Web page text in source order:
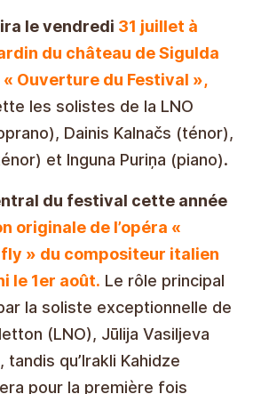
le vendredi 31 juillet à
du château de Sigulda
Ouverture du Festival »,
les solistes de la LNO
Dainis Kalnačs (ténor),
et Inguna Puriņa (piano).
du festival cette année
originale de l’opéra «
» du compositeur italien
le 1er août. Le rôle principal
la soliste exceptionnelle de
(LNO), Jūlija Vasiljeva
tandis qu’Irakli Kahidze
pour la première fois